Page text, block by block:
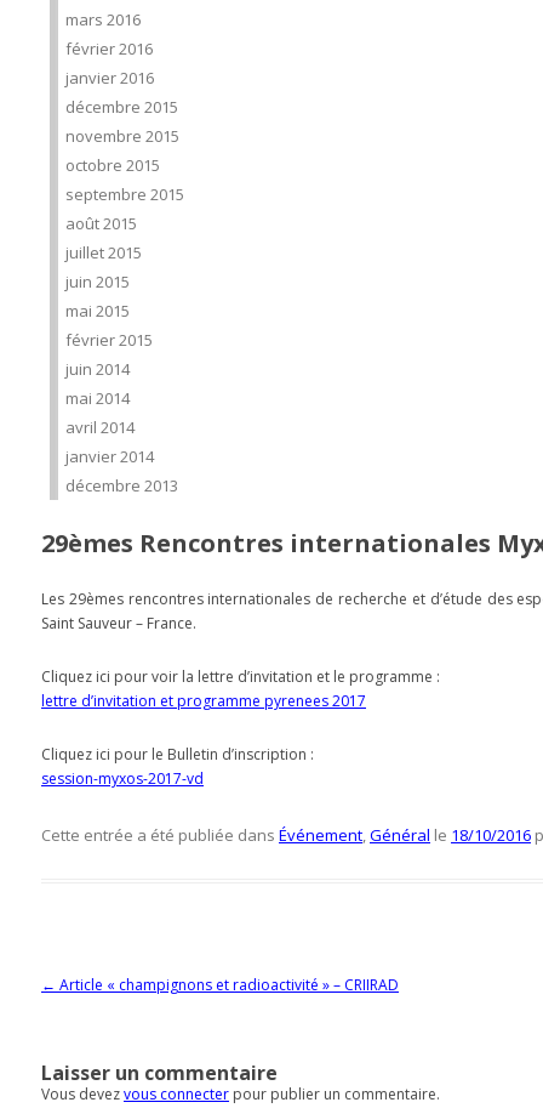
mars 2016
février 2016
janvier 2016
décembre 2015
novembre 2015
octobre 2015
septembre 2015
août 2015
juillet 2015
juin 2015
mai 2015
février 2015
juin 2014
mai 2014
avril 2014
janvier 2014
décembre 2013
29èmes Rencontres internationales
Les 29èmes rencontres internationales de recherche et d’étude des
Saint Sauveur – France.
Cliquez ici pour voir la lettre d’invitation et le programme :
lettre d’invitation et programme pyrenees 2017
Cliquez ici pour le Bulletin d’inscription :
session-myxos-2017-vd
Cette entrée a été publiée dans Événement,Général le 18/10/2016
Navigation des articles
← Article « champignons et radioactivité » – CRIIRAD
Laisser un commentaire
Vous devezvous connecter pour publier un commentaire.